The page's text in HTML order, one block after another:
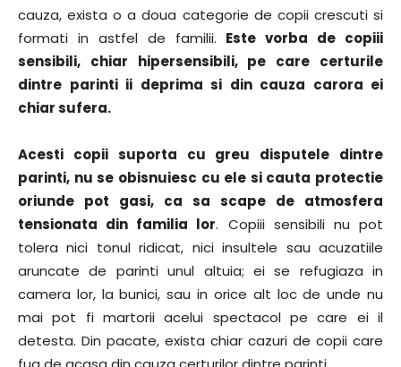
cauza, exista o a doua categorie de copii crescuti si
formati in astfel de familii. Este vorba de copiii
sensibili, chiar hipersensibili, pe care certurile
dintre parinti ii deprima si din cauza carora ei
chiar sufera.
Acesti copii suporta cu greu disputele dintre
parinti, nu se obisnuiesc cu ele si cauta protectie
oriunde pot gasi, ca sa scape de atmosfera
tensionata din familia lor. Copiii sensibili nu pot
tolera nici tonul ridicat, nici insultele sau acuzatiile
aruncate de parinti unul altuia; ei se refugiaza in
camera lor, la bunici, sau in orice alt loc de unde nu
mai pot fi martorii acelui spectacol pe care ei il
detesta. Din pacate, exista chiar cazuri de copii care